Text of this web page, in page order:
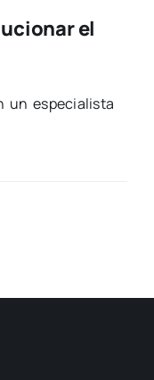
el
un espe­cia­lis­ta